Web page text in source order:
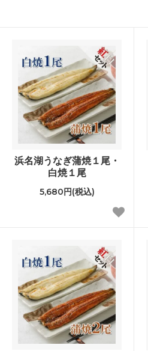
浜名湖うなぎ蒲焼１尾・
白焼１尾
5,680円(税込)